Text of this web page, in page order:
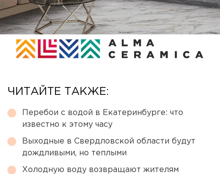
ЧИТАЙТЕ ТАКЖЕ:
Перебои с водой в Екатеринбурге: что
известно к этому часу
Выходные в Свердловской области будут
дождливыми, но теплыми
Холодную воду возвращают жителям